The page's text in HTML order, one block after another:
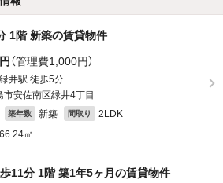
1階 新築の賃貸物件
（管理費1,000円）
井駅 徒歩5分
市安佐南区緑井4丁目
築年数 新築 間取り 2LDK
66.24㎡
11分 1階 築1年5ヶ月の賃貸物件